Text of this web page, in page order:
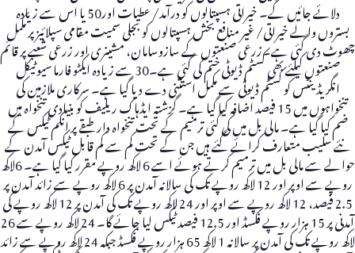
دلائے جائیں گے۔ خیراتی ہسپتالوں کو درآمد/ عطیات اور50 یا اس سے زیادہ
بستروں والے خیراتی/ غیر منافع بخش ہسپتالوں کو بجلی سمیت مقامی سپلائیز پر مکمل
چھوٹ دی گئی ہے۔زرعی صنعتوں کے سازوسامان، مشینری اور زرعی شعبے پر قائم
صنعتوں کیلئے بھی کسٹم ڈیوٹی ختم کی گئی ہے۔30 سے زیادہ ایکٹو فارما سیوٹیکل
انگریڈینٹس کو کسٹم ڈیوٹی سے مکمل استثنی دے دیا گیا ہے۔ سرکاری ملازمین کی
تنخواہوں میں 15 فیصد اضافہ کیا گیا ہے۔ گزشتہ ایڈہاک ریلیف کو بنیادی تنخواہ میں
ضم کیا گیا ہے۔ مالی بل میں کی گئی ترمیم کے تحت تنخواہ دار طبقے پر انکم ٹیکس کے
نئے سلیب متعارف کرائے گئے ہیں جن کے تحت کم سے کم قابل ٹیکس آمدن کے
حوالے سے مالی بل میں ترمیم کرتے ہوئے اسے 6 لاکھ روپے مقرر کیا گیا ہے۔ 6لاکھ
روپے سے اوپر اور 12 لاکھ روپے تک کی سالانہ آمدن پر 6 لاکھ روپے سے زائد آمدن پر
2.5 فیصد، 12 لاکھ روپے سے اوپر اور 24 لاکھ روپے تک کی آمدن پر 12 لاکھ روپے کی
آمدنی پر 15 ہزار روپے فکسڈ اور 12.5 فیصد ٹیکس لیا جائے گا۔ 24 لاکھ روپے سے 26
لاکھ روپے تک کی آمدن پر سالانہ 1 لاکھ 65 ہزار روپے فکسڈ جبکہ 24 لاکھ روپے سے زائد